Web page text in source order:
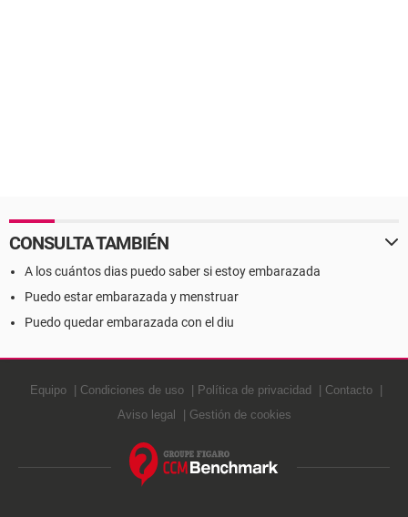
CONSULTA TAMBIÉN
A los cuántos dias puedo saber si estoy embarazada
Puedo estar embarazada y menstruar
Puedo quedar embarazada con el diu
Equipo Condiciones de uso Política de privacidad
Contacto
Aviso legal
Gestión de cookies